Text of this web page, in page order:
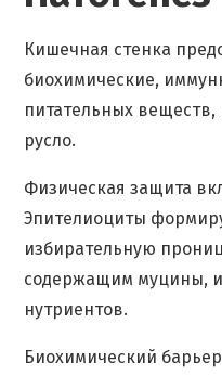
Кишечная стенка
биохимические,
питательных
русло.
Физическая защита
Эпителиоциты
избирательную
содержащим муцины,
нутриентов.
Биохимический